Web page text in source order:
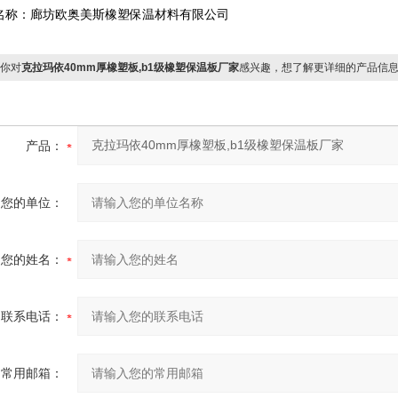
称：廊坊欧奥美斯橡塑保温材料有限公司
对克拉玛依40mm厚橡塑板,b1级橡塑保温板厂家感兴趣，想了解更详细的产品信
产品：
您的单位：
您的姓名：
联系电话：
常用邮箱：